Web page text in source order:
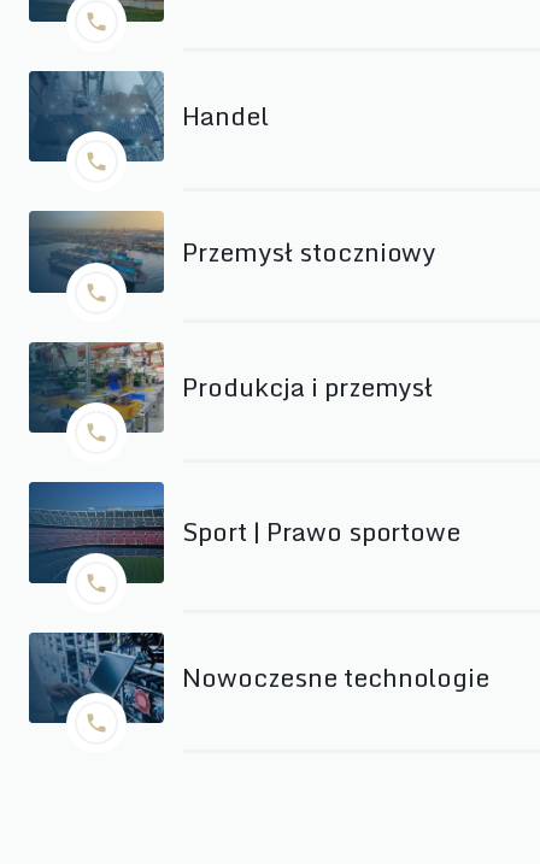
Handel
Przemysł stoczniowy
Produkcja i przemysł
Sport | Prawo sportowe
Nowoczesne technologie